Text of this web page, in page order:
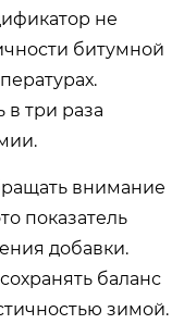
не
битумной
три раза
внимание
показатель
добавки.
баланс
зимой.